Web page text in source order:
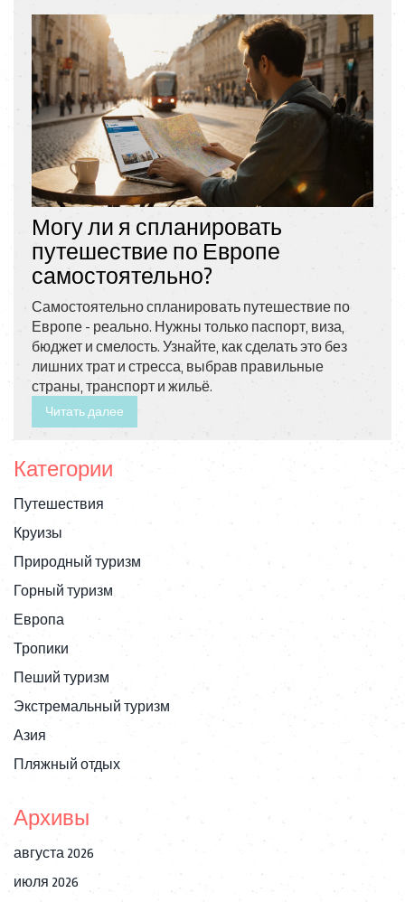
Могу ли я спланировать
путешествие по Европе
самостоятельно?
Самостоятельно спланировать путешествие по
Европе - реально. Нужны только паспорт, виза,
бюджет и смелость. Узнайте, как сделать это без
лишних трат и стресса, выбрав правильные
страны, транспорт и жильё.
Читать далее
Категории
Путешествия
Круизы
Природный туризм
Горный туризм
Европа
Тропики
Пеший туризм
Экстремальный туризм
Азия
Пляжный отдых
Архивы
августа 2026
июля 2026